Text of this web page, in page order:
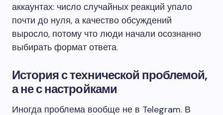
аккаунтах: число случайных реакций упало
почти до нуля, а качество обсуждений
выросло, потому что люди начали осознанно
выбирать формат ответа.
История с технической проблемой,
а не с настройками
Иногда проблема вообще не в Telegram. В